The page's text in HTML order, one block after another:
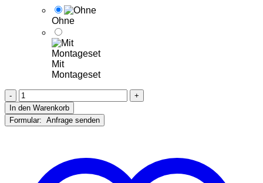
Ohne
Mit
Montageset
B012
-
Flügelüberdeckende
ALU
In den Warenkorb